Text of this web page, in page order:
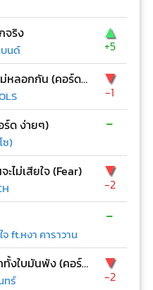
จริง
นด์
▲
+5
ไหนว่าจะไม่หลอกกัน (คอร์ด ง่ายๆ) ▼
-1
ด ง่ายๆ)
ซ)
-
ะไม่เสียใจ (Fear) ▼
-2
ft.หงา คาราวาน
-
ก่อนที่โลกทั้งใบมันพัง (คอร์ด ง่ายๆ)
ทร์
▼
-2